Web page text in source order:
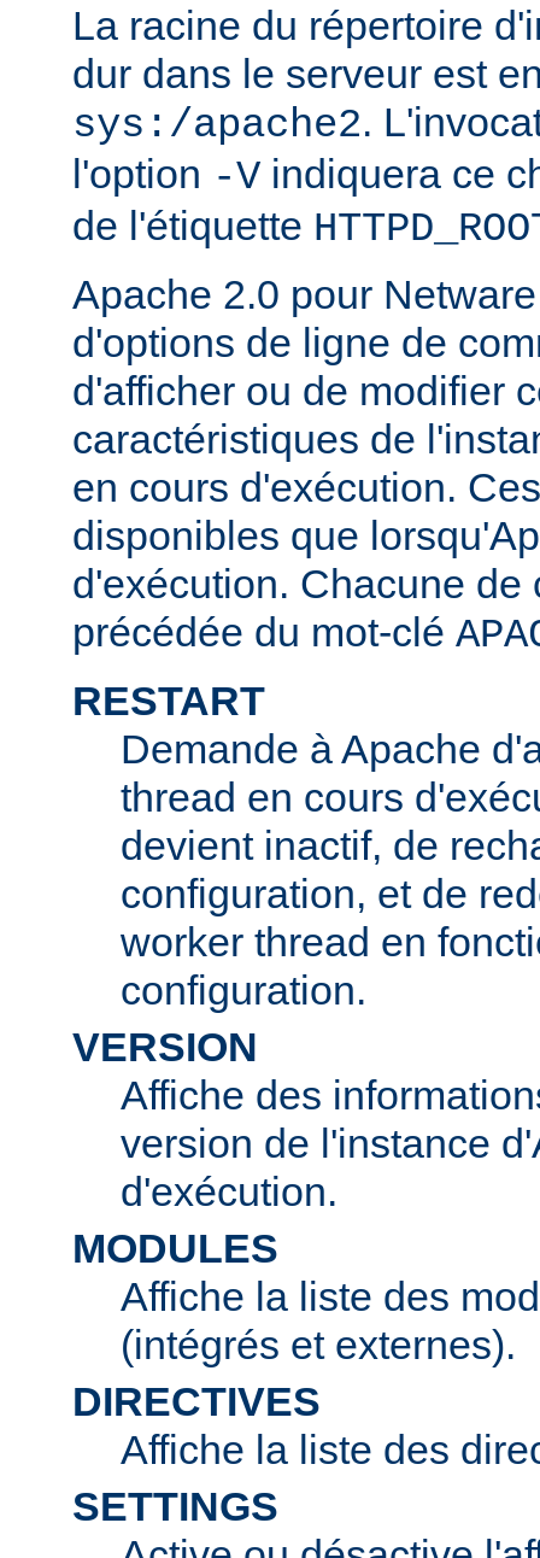
La racine du répertoire
dur dans le serveur est
sys:/apache2.
l'option -V indiquera ce
de l'étiquette
Apache 2.0 pour
d'options de ligne de
d'afficher ou de modifier
caractéristiques de
en cours d'exécution.
disponibles que
d'exécution. Chacune de
précédée du mot-clé
RESTART
Demande à Apache
thread en cours
devient inactif, de
configuration, et de
worker thread en
configuration.
VERSION
Affiche des
version de l'instance
d'exécution.
MODULES
Affiche la liste des
(intégrés et externes).
DIRECTIVES
Affiche la liste des
SETTINGS